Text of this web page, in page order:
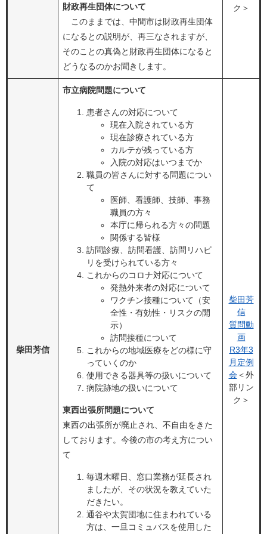
財政再生団体について
このままでは、中間市は財政再生団体
になるとの説明が、再三なされますが、
そのことの真偽と財政再生団体になると
どうなるのかお聞きします。
ク＞
柴田芳信
市立病院問題について
患者さんの対応について
現在入院されている方
現在診療されている方
カルテが残っている方
入院の対応はいつまでか
職員の皆さんに対する問題につい
て
医師、看護師、技師、事務
職員の方々
本庁に帰られる方々の問題
関係する皆様
訪問診療、訪問看護、訪問リハビ
リを受けられている方々
これからのコロナ対応について
発熱外来者の対応について
ワクチン接種について（安
全性・有効性・リスクの開
示）
訪問接種について
これからの地域医療をどの様に守
っていくのか
使用できる器具等の扱いについて
病院跡地の扱いについて
東西出張所問題について
東西の出張所が廃止され、不自由をきた
しております。今後の市の考え方につい
て
毎週木曜日、窓口業務が延長され
ましたが、その状況を教えていた
だきたい。
通谷や太賀団地に住まわれている
方は、一旦コミュバスを使用した
柴田芳
信
質問動
画
R3年3
月定例
会＜外
部リン
ク＞